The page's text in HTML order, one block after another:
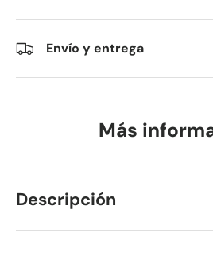
Envío y entrega
Más
Descripción